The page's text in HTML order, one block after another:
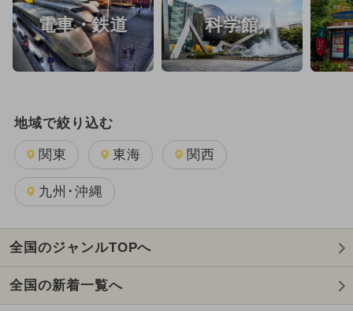
ランキング 観光
ご当地グルメ・限定メニュー
2019年オープン 2018年オープン
電車・鉄道 科学館
地域で絞り込む
関東 東海 関西
九州･沖縄
全国のジャンルTOPへ
全国の新着一覧へ